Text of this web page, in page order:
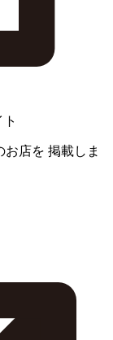
お店を 掲載しま